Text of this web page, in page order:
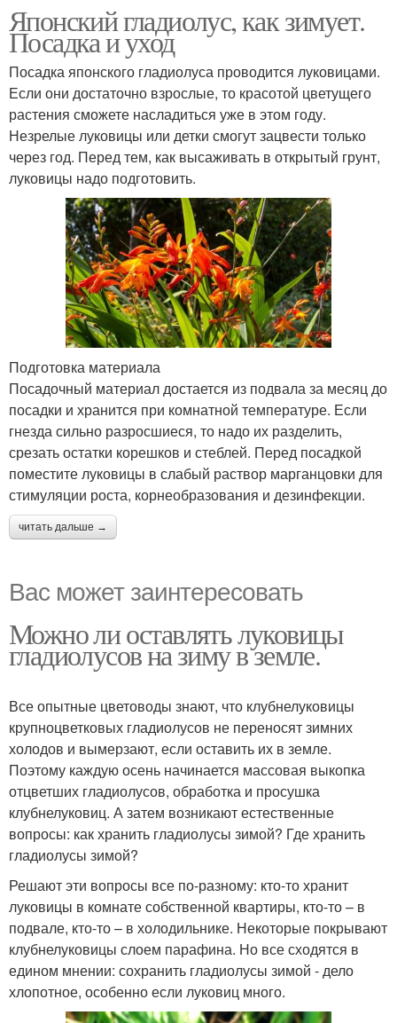
Японский гладиолус, как зимует.
Посадка и уход
Посадка японского гладиолуса проводится луковицами.
Если они достаточно взрослые, то красотой цветущего
растения сможете насладиться уже в этом году.
Незрелые луковицы или детки смогут зацвести только
через год. Перед тем, как высаживать в открытый грунт,
луковицы надо подготовить.
Подготовка материала
Посадочный материал достается из подвала за месяц до
посадки и хранится при комнатной температуре. Если
гнезда сильно разросшиеся, то надо их разделить,
срезать остатки корешков и стеблей. Перед посадкой
поместите луковицы в слабый раствор марганцовки для
стимуляции роста, корнеобразования и дезинфекции.
читать дальше →
Вас может заинтересовать
Можно ли оставлять луковицы
гладиолусов на зиму в земле.
Все опытные цветоводы знают, что клубнелуковицы
крупноцветковых гладиолусов не переносят зимних
холодов и вымерзают, если оставить их в земле.
Поэтому каждую осень начинается массовая выкопка
отцветших гладиолусов, обработка и просушка
клубнелуковиц. А затем возникают естественные
вопросы: как хранить гладиолусы зимой? Где хранить
гладиолусы зимой?
Решают эти вопросы все по-разному: кто-то хранит
луковицы в комнате собственной квартиры, кто-то – в
подвале, кто-то – в холодильнике. Некоторые покрывают
клубнелуковицы слоем парафина. Но все сходятся в
едином мнении: сохранить гладиолусы зимой - дело
хлопотное, особенно если луковиц много.